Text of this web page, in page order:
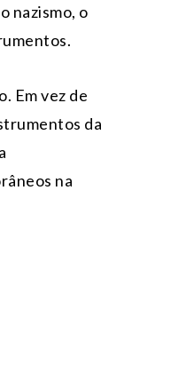
nazismo, o
Em vez de
da
na